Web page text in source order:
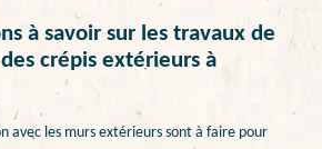
à savoir sur les travaux de
crépis extérieurs à
avec les murs extérieurs sont à faire pour